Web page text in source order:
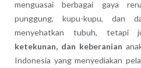
menguasai berbagai gaya
punggung, kupu-kupu, dan
menyehatkan tubuh, tetapi
ketekunan, dan keberanian
Indonesia yang menyediakan